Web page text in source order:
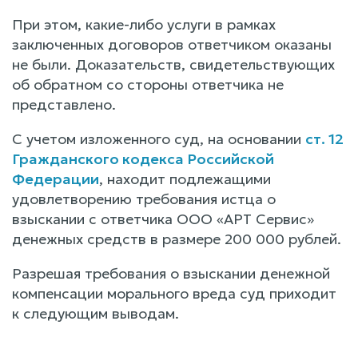
При этом, какие-либо услуги в рамках
заключенных договоров ответчиком оказаны
не были. Доказательств, свидетельствующих
об обратном со стороны ответчика не
представлено.
С учетом изложенного суд, на основании ст. 12
Гражданского кодекса Российской
Федерации, находит подлежащими
удовлетворению требования истца о
взыскании с ответчика ООО «АРТ Сервис»
денежных средств в размере 200 000 рублей.
Разрешая требования о взыскании денежной
компенсации морального вреда суд приходит
к следующим выводам.